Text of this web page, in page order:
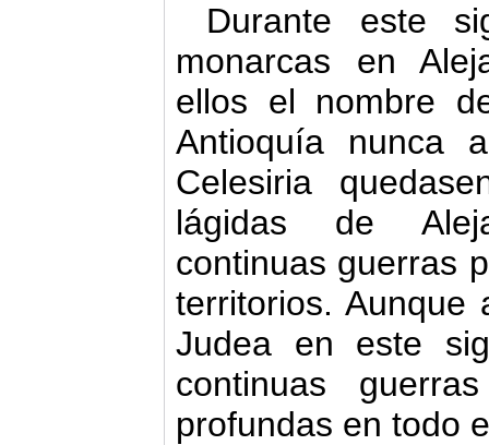
Durante este
monarcas en
ellos el nombre
Antioquía nunca
Celesiria
lágidas de
continuas guerras
territorios. Aunque
Judea en este
continuas
profundas en todo